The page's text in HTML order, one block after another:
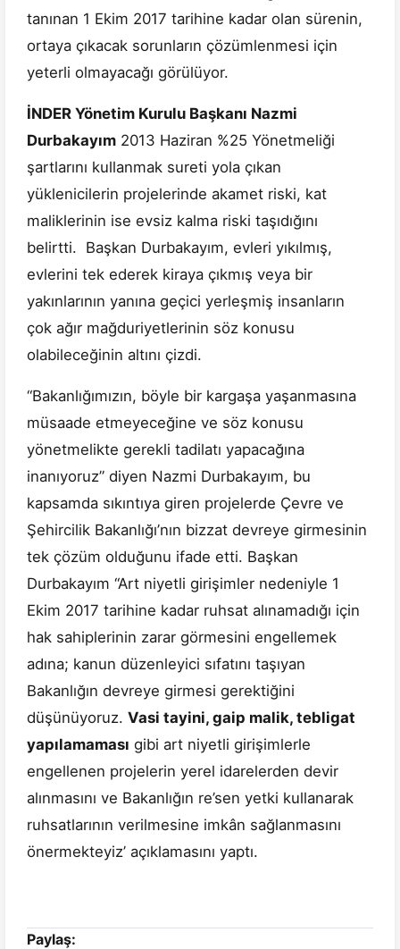
tanınan 1 Ekim 2017 tarihine kadar olan sürenin,
ortaya çıkacak sorunların çözümlenmesi için
yeterli olmayacağı görülüyor.
İNDER Yönetim Kurulu Başkanı Nazmi
Durbakayım 2013 Haziran %25 Yönetmeliği
şartlarını kullanmak sureti yola çıkan
yüklenicilerin projelerinde akamet riski, kat
maliklerinin ise evsiz kalma riski taşıdığını
belirtti. Başkan Durbakayım, evleri yıkılmış,
evlerini tek ederek kiraya çıkmış veya bir
yakınlarının yanına geçici yerleşmiş insanların
çok ağır mağduriyetlerinin söz konusu
olabileceğinin altını çizdi.
“Bakanlığımızın, böyle bir kargaşa yaşanmasına
müsaade etmeyeceğine ve söz konusu
yönetmelikte gerekli tadilatı yapacağına
inanıyoruz” diyen Nazmi Durbakayım, bu
kapsamda sıkıntıya giren projelerde Çevre ve
Şehircilik Bakanlığı’nın bizzat devreye girmesinin
tek çözüm olduğunu ifade etti. Başkan
Durbakayım “Art niyetli girişimler nedeniyle 1
Ekim 2017 tarihine kadar ruhsat alınamadığı için
hak sahiplerinin zarar görmesini engellemek
adına; kanun düzenleyici sıfatını taşıyan
Bakanlığın devreye girmesi gerektiğini
düşünüyoruz. Vasi tayini, gaip malik, tebligat
yapılamaması gibi art niyetli girişimlerle
engellenen projelerin yerel idarelerden devir
alınmasını ve Bakanlığın re’sen yetki kullanarak
ruhsatlarının verilmesine imkân sağlanmasını
önermekteyiz’ açıklamasını yaptı.
Paylaş: